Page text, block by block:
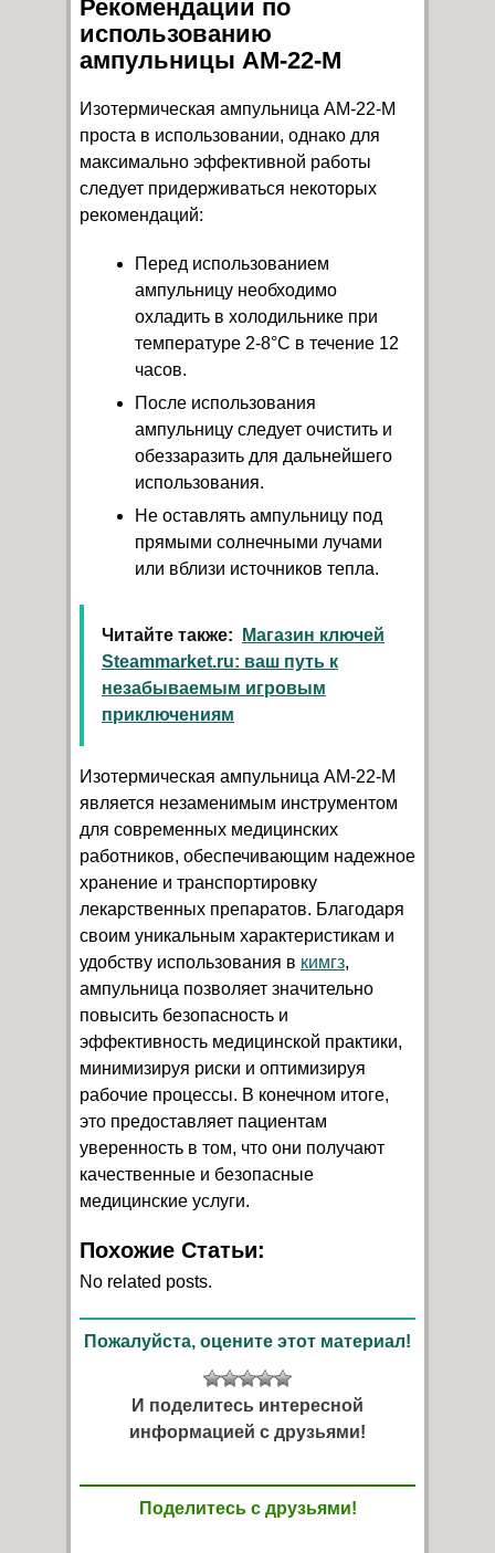
Рекомендации по
использованию
ампульницы AM-22-M
Изотермическая ампульница AM-22-M
проста в использовании, однако для
максимально эффективной работы
следует придерживаться некоторых
рекомендаций:
Перед использованием
ампульницу необходимо
охладить в холодильнике при
температуре 2-8°C в течение 12
часов.
После использования
ампульницу следует очистить и
обеззаразить для дальнейшего
использования.
Не оставлять ампульницу под
прямыми солнечными лучами
или вблизи источников тепла.
Читайте также:
Магазин ключей
Steammarket.ru: ваш путь к
незабываемым игровым
приключениям
Изотермическая ампульница AM-22-M
является незаменимым инструментом
для современных медицинских
работников, обеспечивающим надежное
хранение и транспортировку
лекарственных препаратов. Благодаря
своим уникальным характеристикам и
удобству использования в кимгз,
ампульница позволяет значительно
повысить безопасность и
эффективность медицинской практики,
минимизируя риски и оптимизируя
рабочие процессы. В конечном итоге,
это предоставляет пациентам
уверенность в том, что они получают
качественные и безопасные
медицинские услуги.
Похожие Статьи:
No related posts.
Пожалуйста, оцените этот материал!
И поделитесь интересной
информацией с друзьями!
Поделитесь с друзьями!